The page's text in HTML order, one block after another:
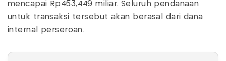
mencapai Rp453,449 miliar. Seluruh pendanaan
untuk transaksi tersebut akan berasal dari dana
internal perseroan.